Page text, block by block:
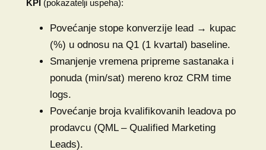
KPI (pokazatelji uspeha):
Povećanje stope konverzije lead → kupac
(%) u odnosu na Q1 (1 kvartal) baseline.
Smanjenje vremena pripreme sastanaka i
ponuda (min/sat) mereno kroz CRM time
logs.
Povećanje broja kvalifikovanih leadova po
prodavcu (QML – Qualified Marketing
Leads).